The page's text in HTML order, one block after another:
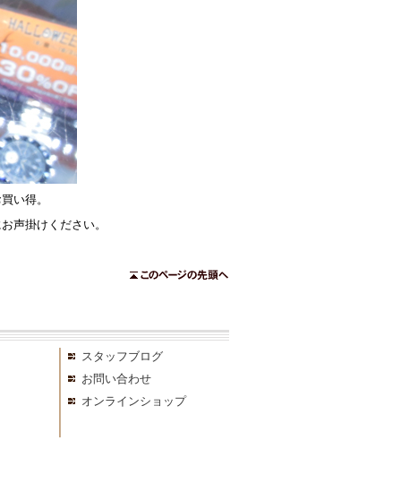
い得。
声掛けください。
スタッフブログ
お問い合わせ
オンラインショップ